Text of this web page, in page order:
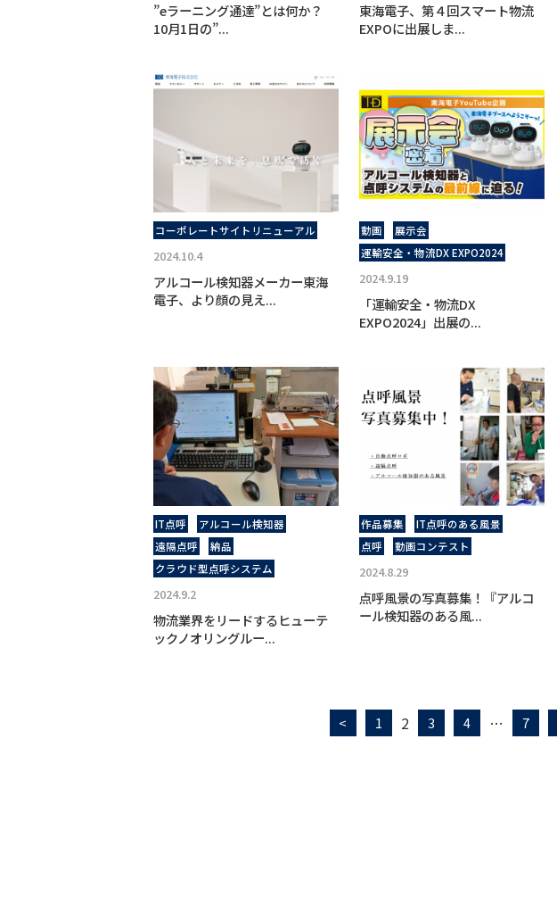
”eラーニング通達”とは何か？
10月1日の”...
東海電子、第４回スマート物流
EXPOに出展しま...
コーポレートサイトリニューアル
2024.10.4
アルコール検知器メーカー東海
電子、より顔の見え...
動画
展示会
運輸安全・物流DX EXPO2024
2024.9.19
「運輸安全・物流DX
EXPO2024」出展の...
IT点呼
アルコール検知器
遠隔点呼
納品
クラウド型点呼システム
2024.9.2
物流業界をリードするヒューテ
ックノオリングルー...
作品募集
IT点呼のある風景
点呼
動画コンテスト
2024.8.29
点呼風景の写真募集！『アルコ
ール検知器のある風...
< 1 2 3 4 … 7